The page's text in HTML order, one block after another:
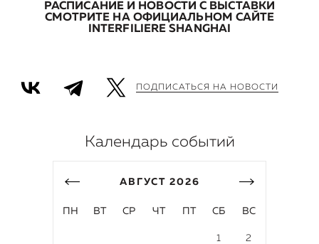
РАСПИСАНИЕ И НОВОСТИ С ВЫСТАВКИ
СМОТРИТЕ НА ОФИЦИАЛЬНОМ САЙТЕ
INTERFILIERE SHANGHAI
ПОДПИСАТЬСЯ НА НОВОСТИ
Календарь событий
АВГУСТ 2026
ПН ВТ СР ЧТ ПТ СБ ВС
1 2